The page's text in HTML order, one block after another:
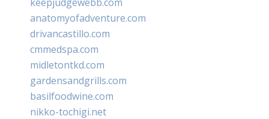
anatomyofadventure.com
drivancastillo.com
cmmedspa.com
midletontkd.com
gardensandgrills.com
basilfoodwine.com
nikko-tochigi.net